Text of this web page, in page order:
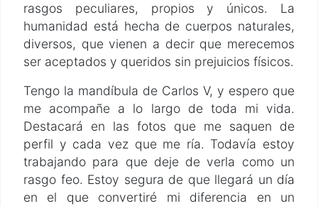
rasgos peculiares, propios y únicos. La
humanidad está hecha de cuerpos naturales,
diversos, que vienen a decir que merecemos
ser aceptados y queridos sin prejuicios físicos.
Tengo la mandíbula de Carlos V, y espero que
me acompañe a lo largo de toda mi vida.
Destacará en las fotos que me saquen de
perfil y cada vez que me ría. Todavía estoy
trabajando para que deje de verla como un
rasgo feo. Estoy segura de que llegará un día
en el que convertiré mi diferencia en un